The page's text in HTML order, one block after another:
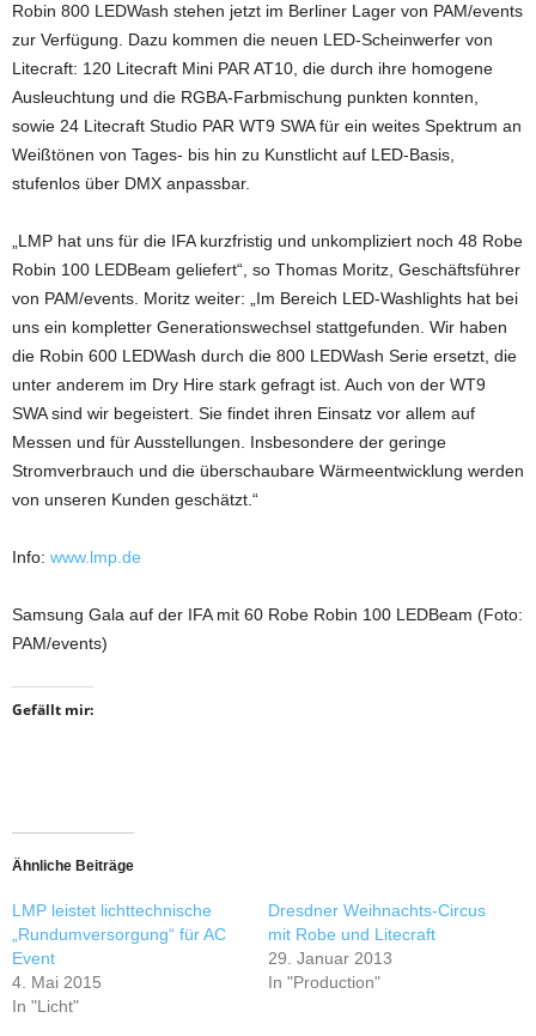
Robin 800 LEDWash stehen jetzt im Berliner Lager von PAM/events
zur Verfügung. Dazu kommen die neuen LED-Scheinwerfer von
Litecraft: 120 Litecraft Mini PAR AT10, die durch ihre homogene
Ausleuchtung und die RGBA-Farbmischung punkten konnten,
sowie 24 Litecraft Studio PAR WT9 SWA für ein weites Spektrum an
Weißtönen von Tages- bis hin zu Kunstlicht auf LED-Basis,
stufenlos über DMX anpassbar.
„LMP hat uns für die IFA kurzfristig und unkompliziert noch 48 Robe
Robin 100 LEDBeam geliefert“, so Thomas Moritz, Geschäftsführer
von PAM/events. Moritz weiter: „Im Bereich LED-Washlights hat bei
uns ein kompletter Generationswechsel stattgefunden. Wir haben
die Robin 600 LEDWash durch die 800 LEDWash Serie ersetzt, die
unter anderem im Dry Hire stark gefragt ist. Auch von der WT9
SWA sind wir begeistert. Sie findet ihren Einsatz vor allem auf
Messen und für Ausstellungen. Insbesondere der geringe
Stromverbrauch und die überschaubare Wärmeentwicklung werden
von unseren Kunden geschätzt.“
Info: www.lmp.de
Samsung Gala auf der IFA mit 60 Robe Robin 100 LEDBeam (Foto:
PAM/events)
Gefällt mir:
Ähnliche Beiträge
LMP leistet lichttechnische
„Rundumversorgung“ für AC
Event
4. Mai 2015
In "Licht"
Dresdner Weihnachts-Circus
mit Robe und Litecraft
29. Januar 2013
In "Production"